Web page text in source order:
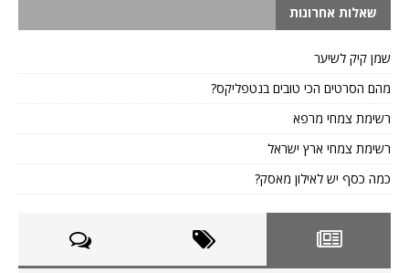
שאלות אחרונות
שמן קיק לשיער
מהם הסרטים הכי טובים בנטפליקס?
רשימת צמחי מרפא
רשימת צמחי ארץ ישראל
כמה כסף יש לאילון מאסק?